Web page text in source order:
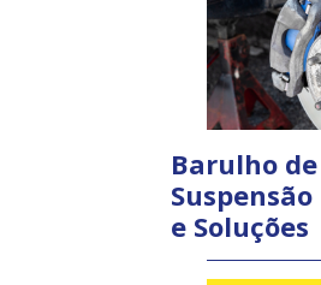
Barulho
e Soluções